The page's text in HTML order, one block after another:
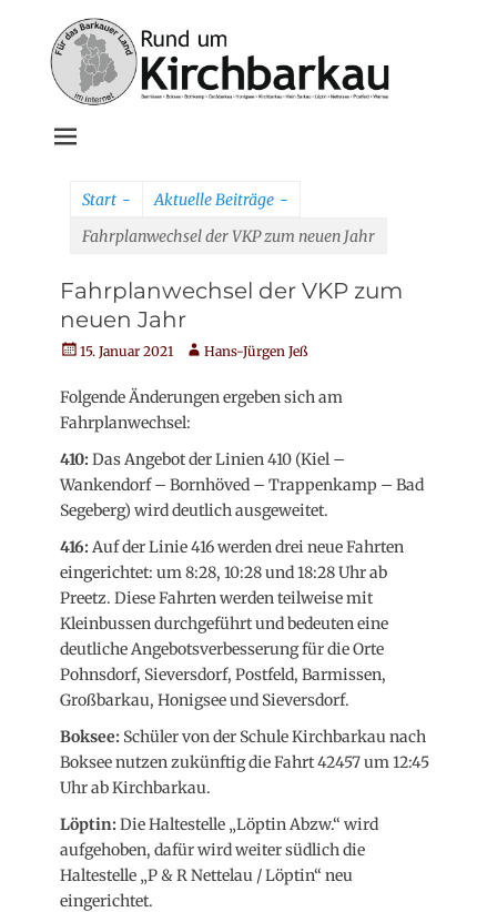
Start - Aktuelle Beiträge -
Fahrplanwechsel der VKP zum neuen Jahr
Fahrplanwechsel der VKP zum
neuen Jahr
Veröffentlicht
15. Januar 2021 AutorHans-Jürgen Jeß
Folgende Änderungen ergeben sich am
Fahrplanwechsel:
410: Das Angebot der Linien 410 (Kiel –
Wankendorf – Bornhöved – Trappenkamp – Bad
Segeberg) wird deutlich ausgeweitet.
416: Auf der Linie 416 werden drei neue Fahrten
eingerichtet: um 8:28, 10:28 und 18:28 Uhr ab
Preetz. Diese Fahrten werden teilweise mit
Kleinbussen durchgeführt und bedeuten eine
deutliche Angebotsverbesserung für die Orte
Pohnsdorf, Sieversdorf, Postfeld, Barmissen,
Großbarkau, Honigsee und Sieversdorf.
Boksee: Schüler von der Schule Kirchbarkau nach
Boksee nutzen zukünftig die Fahrt 42457 um 12:45
Uhr ab Kirchbarkau.
Löptin: Die Haltestelle „Löptin Abzw.“ wird
aufgehoben, dafür wird weiter südlich die
Haltestelle „P & R Nettelau / Löptin“ neu
eingerichtet.